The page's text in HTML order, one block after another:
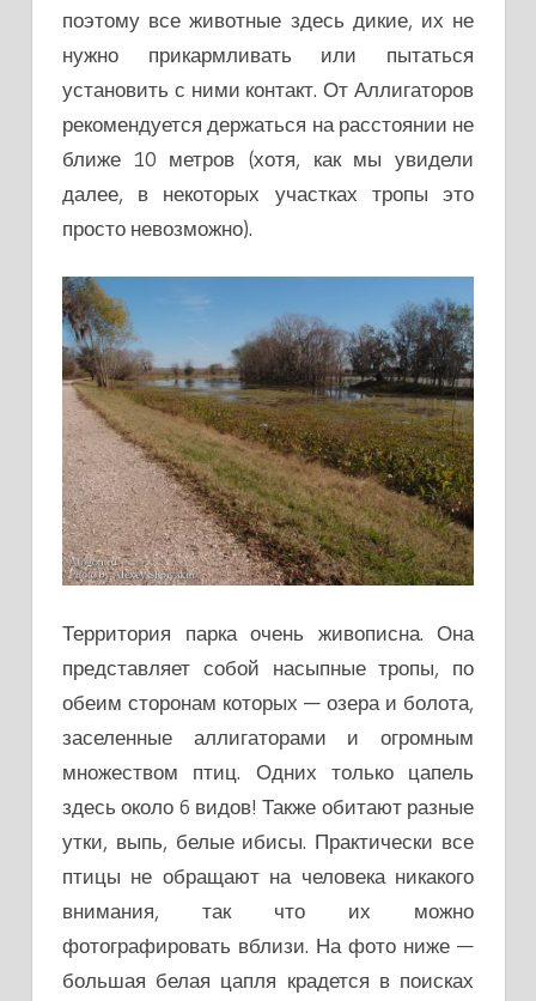
поэтому все животные здесь дикие, их не
нужно прикармливать или пытаться
установить с ними контакт. От Аллигаторов
рекомендуется держаться на расстоянии не
ближе 10 метров (хотя, как мы увидели
далее, в некоторых участках тропы это
просто невозможно).
Территория парка очень живописна. Она
представляет собой насыпные тропы, по
обеим сторонам которых — озера и болота,
заселенные аллигаторами и огромным
множеством птиц. Одних только цапель
здесь около 6 видов! Также обитают разные
утки, выпь, белые ибисы. Практически все
птицы не обращают на человека никакого
внимания, так что их можно
фотографировать вблизи. На фото ниже —
большая белая цапля крадется в поисках